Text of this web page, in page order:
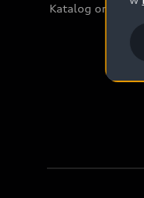
Katalog online